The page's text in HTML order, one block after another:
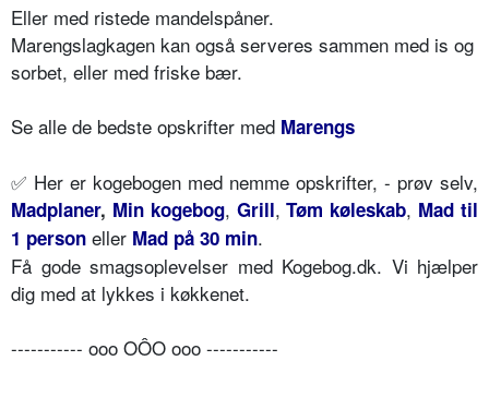
Eller med ristede mandelspåner.
Marengslagkagen kan også serveres sammen med is og
sorbet, eller med friske bær.
Se alle de bedste opskrifter med Marengs
✅ Her er kogebogen med nemme opskrifter, - prøv selv,
Madplaner, Min kogebog, Grill,Tøm køleskab, Mad til
1 person eller Mad på 30 min.
Få gode smagsoplevelser med Kogebog.dk. Vi hjælper
dig med at lykkes i køkkenet.
----------- ooo OÔO ooo -----------